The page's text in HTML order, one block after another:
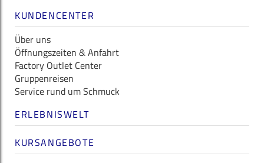
KUNDENCENTER
Über uns
Öffnungszeiten & Anfahrt
Factory Outlet Center
Gruppenreisen
Service rund um Schmuck
ERLEBNISWELT
KURSANGEBOTE